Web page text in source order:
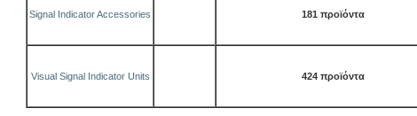
Signal Indicator Accessories 181 προϊόντα
Visual Signal Indicator Units 424 προϊόντα